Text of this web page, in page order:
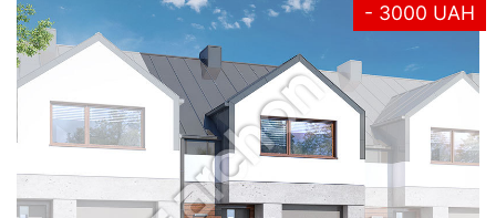
- 3000 UAH